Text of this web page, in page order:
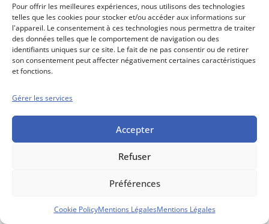
Pour offrir les meilleures expériences, nous utilisons des technologies
telles que les cookies pour stocker et/ou accéder aux informations sur
l'appareil. Le consentement à ces technologies nous permettra de traiter
des données telles que le comportement de navigation ou des
identifiants uniques sur ce site. Le fait de ne pas consentir ou de retirer
son consentement peut affecter négativement certaines caractéristiques
et fonctions.
Gérer les services
Accepter
Refuser
Préférences
Cookie PolicyMentions LégalesMentions Légales
Conseils boursiers depuis 1952
Propos Utiles est
une publication
des Editions
Marigny